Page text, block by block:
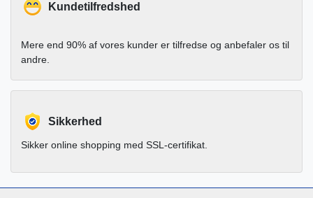
Kundetilfredshed
Mere end 90% af vores kunder er tilfredse og anbefaler os til
andre.
Sikkerhed
Sikker online shopping med SSL-certifikat.